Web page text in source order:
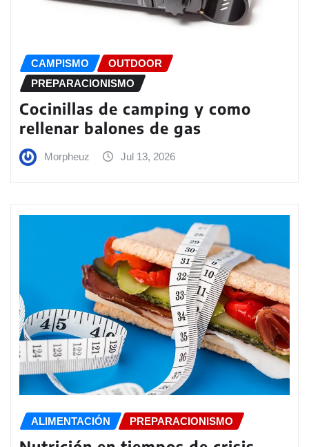
CAMPISMO
OUTDOOR
PREPARACIONISMO
Cocinillas de camping y como
rellenar balones de gas
Morpheuz Jul 13, 2026
ALIMENTACIÓN PREPARACIONISMO